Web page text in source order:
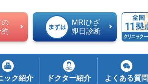
の
MRIひざ
即日診断
ック紹介 ドクター紹介 よくある質問